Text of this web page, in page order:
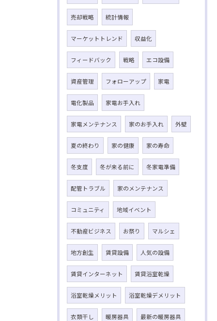
売却戦略 統計情報
マーケットトレンド 収益化
フィードバック 戦略 エコ設備
資産管理 フォローアップ 家電
電化製品 家電お手入れ
家電メンテナンス 家のお手入れ 外壁
夏の終わり 家の健康 家の寿命
冬支度 冬が来る前に 冬家電準備
配管トラブル 家のメンテナンス
コミュニティ 地域イベント
不動産ビジネス お祭り マルシェ
地方創生 賃貸設備 人気の設備
賃貸インターネット 賃貸浴室乾燥
浴室乾燥メリット 浴室乾燥デメリット
衣類干し 暖房器具 最新の暖房器具